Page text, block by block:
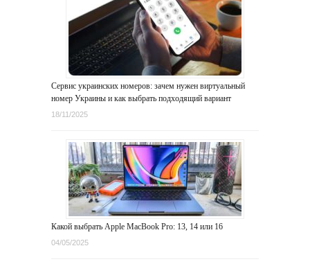
Сервис украинских номеров: зачем нужен виртуальный
номер Украины и как выбрать подходящий вариант
18/11/2025
Какой выбрать Apple MacBook Pro: 13, 14 или 16
04/05/2025